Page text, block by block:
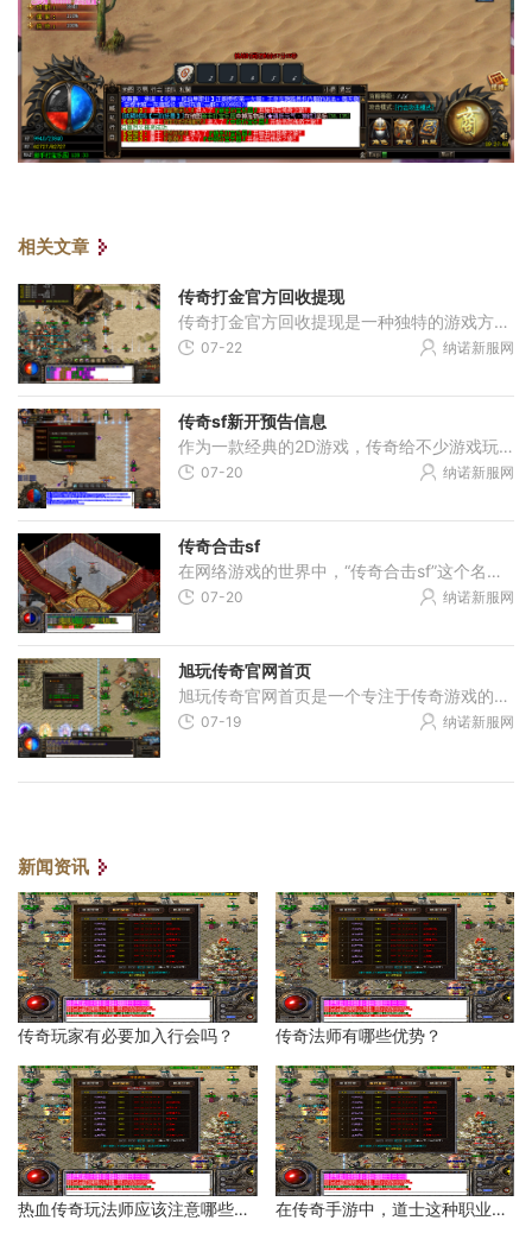
相关文章
传奇打金官方回收提现
传奇打金官方回收提现是一种独特的游戏方式，它不仅让玩家可以享受传奇的乐趣，还能通过游戏中的收集、回收和提现系统来获取真实货币。下面将详细介绍这一创新的游戏模式。传
07-22 纳诺新服网
传奇sf新开预告信息
作为一款经典的2D游戏，传奇给不少游戏玩家带来了很多美好的回忆。它以角色扮演为主题，通过万人在线的模式，让玩家们可以尽情展现自己的实力和智慧。今天，我将向大家介绍一下
07-20 纳诺新服网
传奇合击sf
在网络游戏的世界中，“传奇合击sf”这个名字对于众多玩家而言，绝对不会感到陌生。冰雪传奇是一款以经典传奇游戏为蓝本，融合了新元素和创新玩法的2D角色扮演游戏，它不仅延续
07-20 纳诺新服网
旭玩传奇官网首页
旭玩传奇官网首页是一个专注于传奇游戏的在线平台。作为传奇游戏的经典之作，《传奇》自问世以来便吸引了一大批忠实的玩家。旭玩传奇官网首页致力于为广大玩家提供优质、稳定
07-19 纳诺新服网
新闻资讯
传奇玩家有必要加入行会吗？ 传奇法师有哪些优势？
热血传奇玩法师应该注意哪些地方？ 在传奇手游中，道士这种职业有哪些优势？